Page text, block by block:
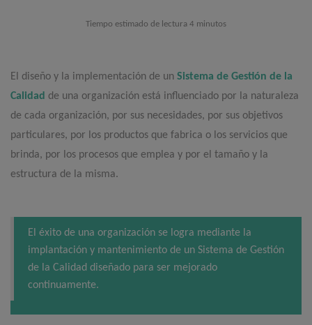
Tiempo estimado de lectura 4 minutos
El diseño y la implementación de un Sistema de Gestión de la
Calidad de una organización está influenciado por la naturaleza
de cada organización, por sus necesidades, por sus objetivos
particulares, por los productos que fabrica o los servicios que
brinda, por los procesos que emplea y por el tamaño y la
estructura de la misma.
El éxito de una organización se logra mediante la
implantación y mantenimiento de un Sistema de Gestión
de la Calidad diseñado para ser mejorado
continuamente.